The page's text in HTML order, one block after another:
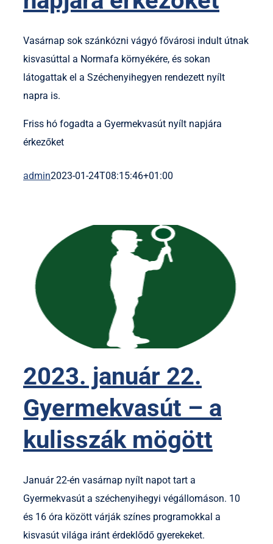
Vasárnap sok szánkózni vágyó fővárosi indult útnak
kisvasúttal a Normafa környékére, és sokan
látogattak el a Széchenyihegyen rendezett nyílt
napra is.
Friss hó fogadta a Gyermekvasút nyílt napjára
érkezőket
admin2023-01-24T08:15:46+01:00
2023. január 22.
Gyermekvasút – a
kulisszák mögött
Január 22-én vasárnap nyílt napot tart a
Gyermekvasút a széchenyihegyi végállomáson. 10
és 16 óra között várják színes programokkal a
kisvasút világa iránt érdeklődő gyerekeket.